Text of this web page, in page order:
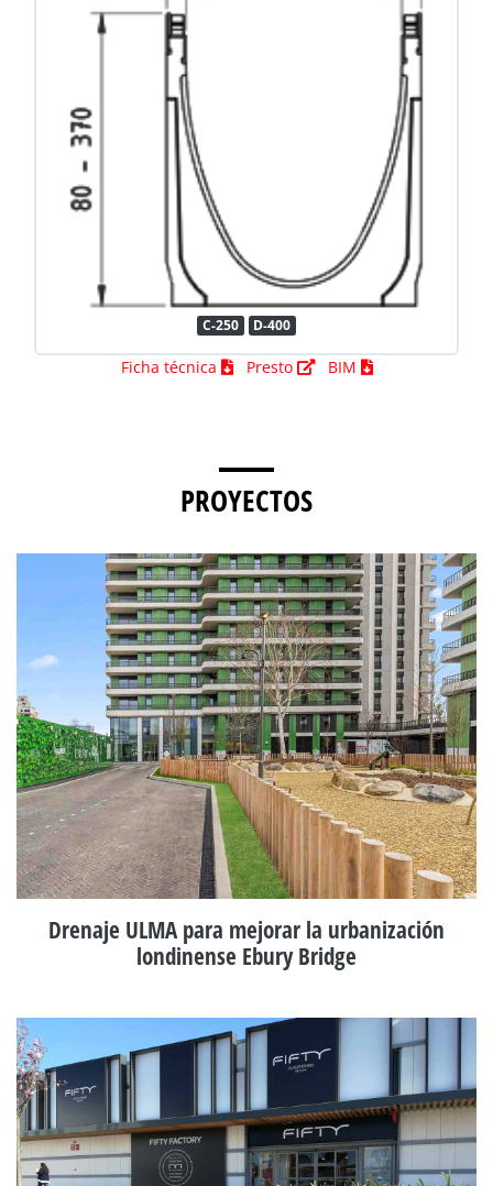
C-250 D-400
Ficha técnica Presto BIM
PROYECTOS
Drenaje ULMA para mejorar la urbanización
londinense Ebury Bridge